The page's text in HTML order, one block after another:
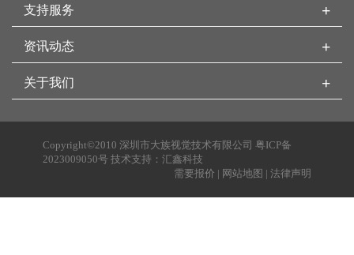
支持服务 +
资讯动态 +
关于我们 +
Copyright©2010 深圳市大族视觉技术有限公司 粤ICP备
2023009050号 技术支持： 汇鑫科技
需要报价 | 网站地图 | 法律声明